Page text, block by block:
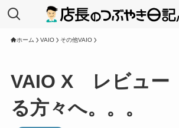
ホーム VAIO その他VAIO
VAIO X レビュ
る方々へ。。。